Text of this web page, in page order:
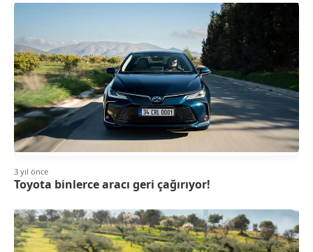
3 yıl önce
Toyota binlerce aracı geri çağırıyor!